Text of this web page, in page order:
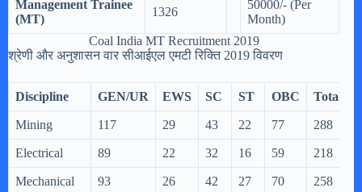
Management Trainee
(MT)
1326
50000/- (Per
Month)
Coal India MT Recruitment 2019
श्रेणी और अनुशासन वार सीआईएल एमटी रिक्ति 2019 विवरण
Discipline GEN/UR EWS SC ST OBC Total
Mining 117 29 43 22 77 288
Electrical 89 22 32 16 59 218
Mechanical 93 26 42 27 70 258